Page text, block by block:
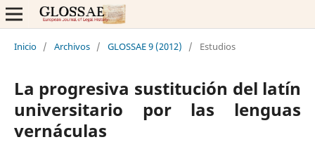
Inicio / Archivos / GLOSSAE 9 (2012) / Estudios
La progresiva sustitución del latín
universitario por las lenguas
vernáculas